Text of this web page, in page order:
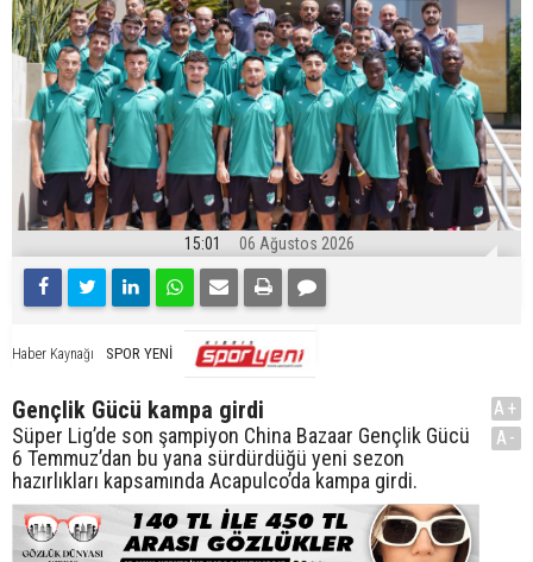
15:01 06 Ağustos 2026
Haber Kaynağı SPOR YENİ
Gençlik Gücü kampa girdi
Süper Lig’de son şampiyon China Bazaar Gençlik Gücü
6 Temmuz’dan bu yana sürdürdüğü yeni sezon
hazırlıkları kapsamında Acapulco’da kampa girdi.
A+
A-